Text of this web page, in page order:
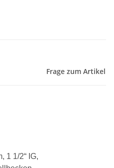
Frage zum Artikel
1 1/2“ IG,